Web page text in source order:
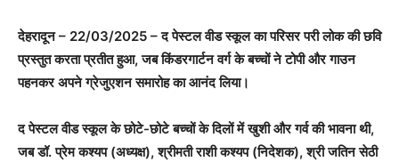
देहरादून – 22/03/2025 – द पेस्टल वीड स्कूल का परिसर परी लोक की छवि
प्रस्तुत करता प्रतीत हुआ, जब किंडरगार्टन वर्ग के बच्चों ने टोपी और गाउन
पहनकर अपने ग्रेजुएशन समारोह का आनंद लिया।
द पेस्टल वीड स्कूल के छोटे-छोटे बच्चों के दिलों में खुशी और गर्व की भावना थी,
जब डॉ. प्रेम कश्यप (अध्यक्ष), श्रीमती राशी कश्यप (निदेशक), श्री जतिन सेठी